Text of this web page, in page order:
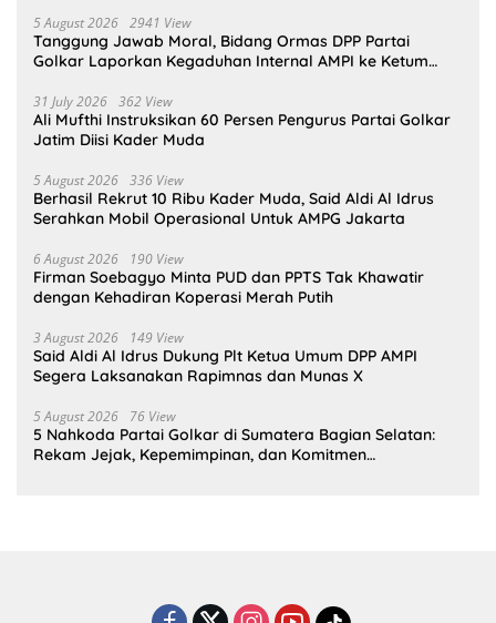
5 August 2026 2941 View
Tanggung Jawab Moral, Bidang Ormas DPP Partai
Golkar Laporkan Kegaduhan Internal AMPI ke Ketum
31 July 2026 362 View
Ali Mufthi Instruksikan 60 Persen Pengurus Partai Golkar
Jatim Diisi Kader Muda
5 August 2026 336 View
Berhasil Rekrut 10 Ribu Kader Muda, Said Aldi Al Idrus
Serahkan Mobil Operasional Untuk AMPG Jakarta
6 August 2026 190 View
Firman Soebagyo Minta PUD dan PPTS Tak Khawatir
dengan Kehadiran Koperasi Merah Putih
3 August 2026 149 View
Said Aldi Al Idrus Dukung Plt Ketua Umum DPP AMPI
Segera Laksanakan Rapimnas dan Munas X
5 August 2026 76 View
5 Nahkoda Partai Golkar di Sumatera Bagian Selatan:
Rekam Jejak, Kepemimpinan, dan Komitmen